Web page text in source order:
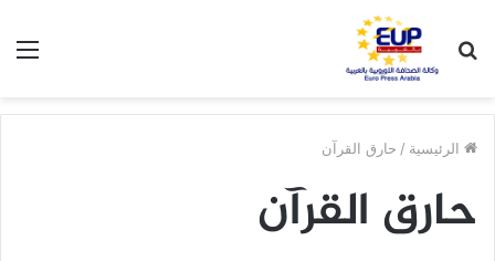
عن
الرئيسية / حارق القرآن
حارق القرآن